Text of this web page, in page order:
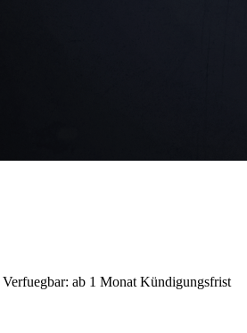
Verfuegbar: ab 1 Monat Kündigungsfrist